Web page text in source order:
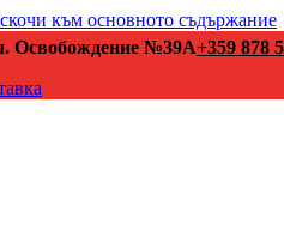
към основното съдържание
Освобождение №39А+359 878